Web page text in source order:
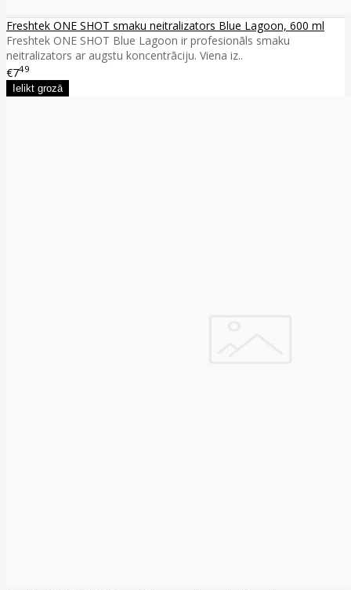
Freshtek ONE SHOT smaku neitralizators Blue Lagoon, 600 ml
Freshtek ONE SHOT Blue Lagoon ir profesionāls smaku
neitralizators ar augstu koncentrāciju. Viena iz..
€749